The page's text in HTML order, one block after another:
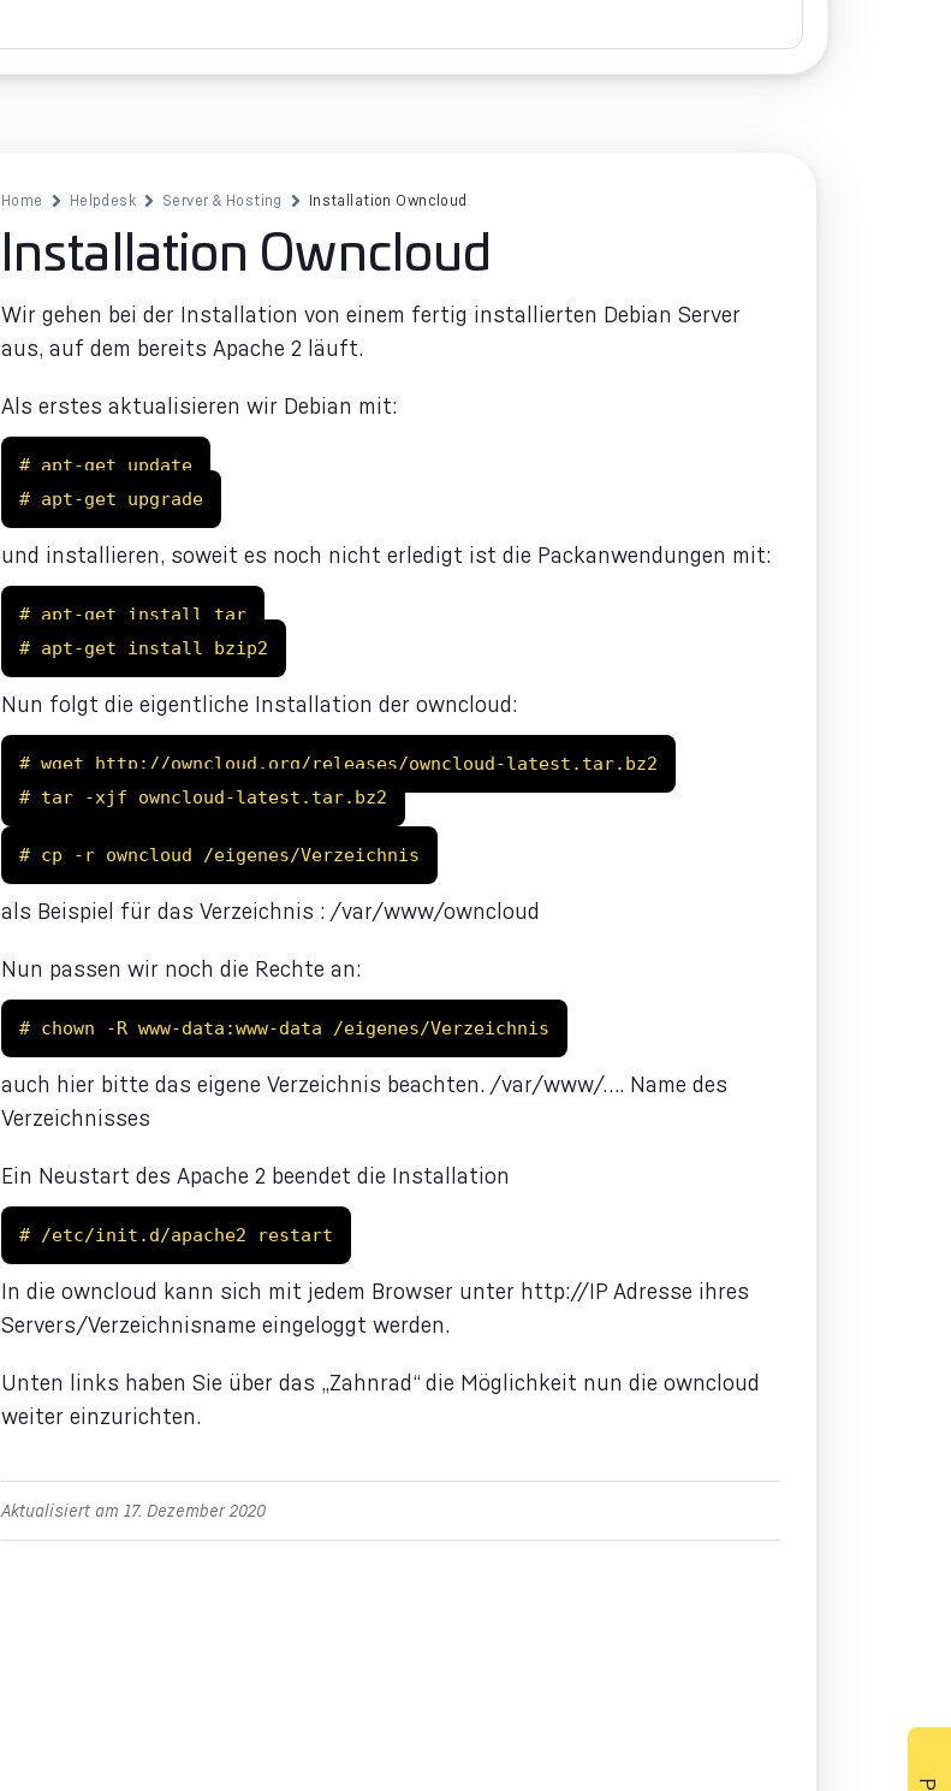
Home Helpdesk Server & Hosting Installation Owncloud
Installation Owncloud
Wir gehen bei der Installation von einem fertig installierten Debian Server
aus, auf dem bereits Apache 2 läuft.
Als erstes aktualisieren wir Debian mit:
# apt-get update
# apt-get upgrade
und installieren, soweit es noch nicht erledigt ist die Packanwendungen mit:
# apt-get install tar
# apt-get install bzip2
Nun folgt die eigentliche Installation der owncloud:
# wget http://owncloud.org/releases/owncloud-latest.tar.bz2
# tar -xjf owncloud-latest.tar.bz2
# cp -r owncloud /eigenes/Verzeichnis
als Beispiel für das Verzeichnis : /var/www/owncloud
Nun passen wir noch die Rechte an:
# chown -R www-data:www-data /eigenes/Verzeichnis
auch hier bitte das eigene Verzeichnis beachten. /var/www/…. Name des
Verzeichnisses
Ein Neustart des Apache 2 beendet die Installation
# /etc/init.d/apache2 restart
In die owncloud kann sich mit jedem Browser unter http://IP Adresse ihres
Servers/Verzeichnisname eingeloggt werden.
Unten links haben Sie über das „Zahnrad“ die Möglichkeit nun die owncloud
weiter einzurichten.
Aktualisiert am 17. Dezember 2020